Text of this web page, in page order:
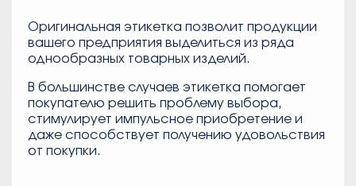
Оригинальная этикетка позволит продукции
вашего предприятия выделиться из ряда
однообразных товарных изделий.
В большинстве случаев этикетка помогает
покупателю решить проблему выбора,
стимулирует импульсное приобретение и
даже способствует получению удовольствия
от покупки.